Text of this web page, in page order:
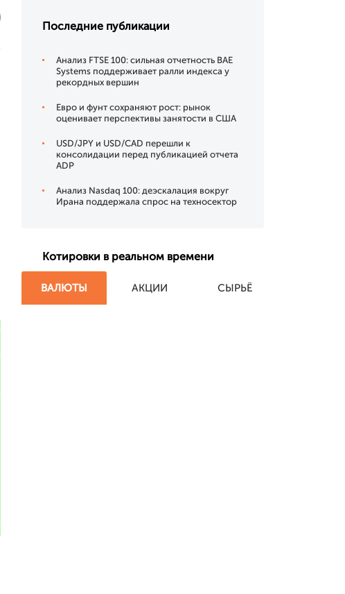
Последние публикации
Анализ FTSE 100: сильная отчетность BAE
Systems поддерживает ралли индекса у
рекордных вершин
Евро и фунт сохраняют рост: рынок
оценивает перспективы занятости в США
USD/JPY и USD/CAD перешли к
консолидации перед публикацией отчета
ADP
Анализ Nasdaq 100: деэскалация вокруг
Ирана поддержала спрос на техносектор
Котировки в реальном времени
ВАЛЮТЫ АКЦИИ СЫРЬЁ